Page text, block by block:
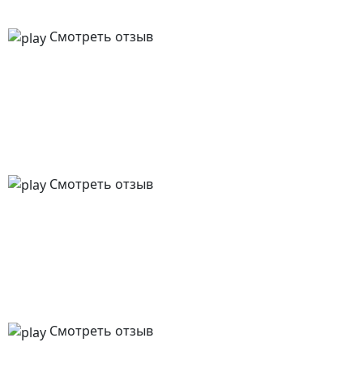
Смотреть отзыв
Смотреть отзыв
Смотреть отзыв